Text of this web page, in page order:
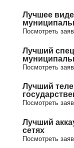
Лучшее
Посмотреть
Лучший
Посмотреть
Лучший
Посмотреть
Лучший
сетях
Посмотреть